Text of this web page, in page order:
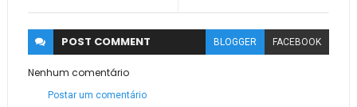
POST COMMENT BLOGGER FACEBOOK
Nenhum comentário
Postar um comentário